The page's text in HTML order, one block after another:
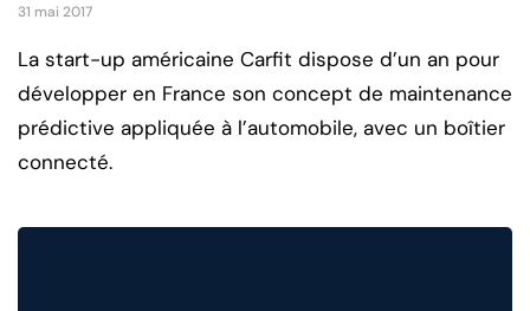
31 mai 2017
La start-up américaine Carfit dispose d’un an pour
développer en France son concept de maintenance
prédictive appliquée à l’automobile, avec un boîtier
connecté.